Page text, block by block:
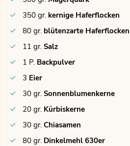
350 gr. kernige Haferflocken
80 gr. blütenzarte Haferflocken
11 gr. Salz
1 P. Backpulver
3 Eier
30 gr. Sonnenblumenkerne
20 gr. Kürbiskerne
30 gr. Chiasamen
80 gr. Dinkelmehl 630er